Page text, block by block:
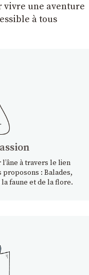
vivre une aventure
à tous
à travers le lien
proposons : Balades,
faune et de la flore.